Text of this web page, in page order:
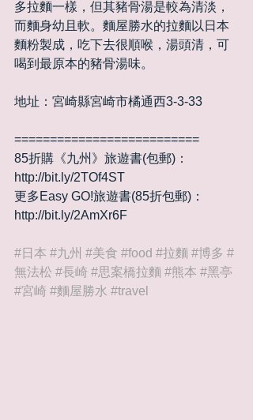
多拉麵一樣，但其豬骨湯是較為清淡，
而麵身幼且軟。麵屋勝水的拉麵以日本
麵粉製成，吃下去很順喉，湯頭清，可
喝到最原本的豬骨湯味。
地址：宮崎縣宮崎市橘通西3-3-33
==========================
85折購《九州》旅遊書(包郵)：
http://bit.ly/2TOf4ST
更多Easy GO!旅遊書(85折包郵)：
http://bit.ly/2AmXr6F
#日本 #九州 #美食 #food #拉麵 #博多 #
無法松 #長崎 #思案橋拉麵 #熊本 #黑亭
#宮崎 #麵屋勝水 #travel